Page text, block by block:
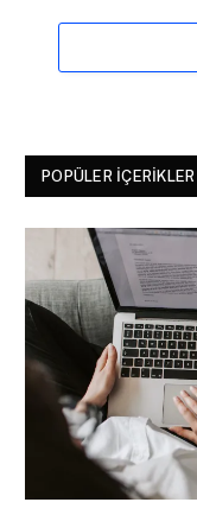
POPÜLER İÇERIKLER